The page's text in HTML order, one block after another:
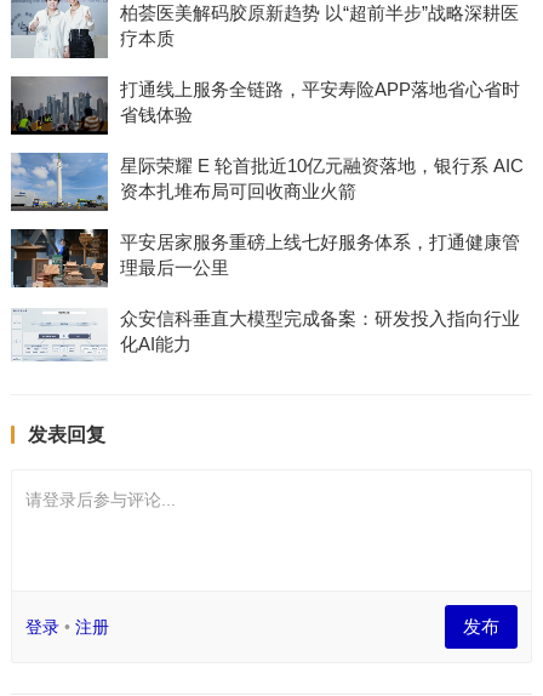
柏荟医美解码胶原新趋势 以“超前半步”战略深耕医
疗本质
打通线上服务全链路，平安寿险APP落地省心省时
省钱体验
星际荣耀 E 轮首批近10亿元融资落地，银行系 AIC
资本扎堆布局可回收商业火箭
平安居家服务重磅上线七好服务体系，打通健康管
理最后一公里
众安信科垂直大模型完成备案：研发投入指向行业
化AI能力
发表回复
请登录后参与评论...
登录• 注册 发布